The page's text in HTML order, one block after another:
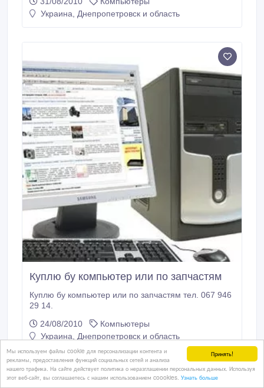
Принять!
Мы используем файлы cookie для персонализации контента и
рекламы, предоставления функций социальных сетей и анализа
нашего трафика. На сайте действует политика о неразглашении персональных данных. Используя
этот веб-сайт, вы соглашаетесь с нашим использованием coookies. Узнать больше
Samsung 40GB; 3.процессор Sempron2500 память
DDR 256MB жёсткий диск Samsung 40GB;
Украина, Днепропетровск и область
Куплю бу компьютер или по запчастям
Куплю бу компьютер или по запчастям тел. 067 946
29 14.
24/08/2010
Компьютеры
Украина, Днепропетровск и область